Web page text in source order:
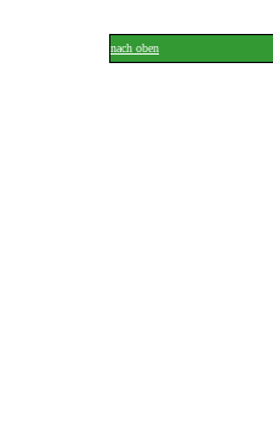
nach oben